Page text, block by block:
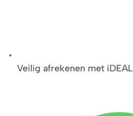
Veilig afrekenen met iDEAL